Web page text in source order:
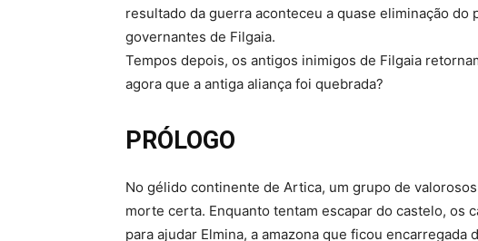
resultado da guerra aconteceu a quase eliminação do
governantes de Filgaia.
Tempos depois, os antigos inimigos de Filgaia
agora que a antiga aliança foi quebrada?
PRÓLOGO
No gélido continente de Artica, um grupo de
morte certa. Enquanto tentam escapar do castelo, os
para ajudar Elmina, a amazona que ficou